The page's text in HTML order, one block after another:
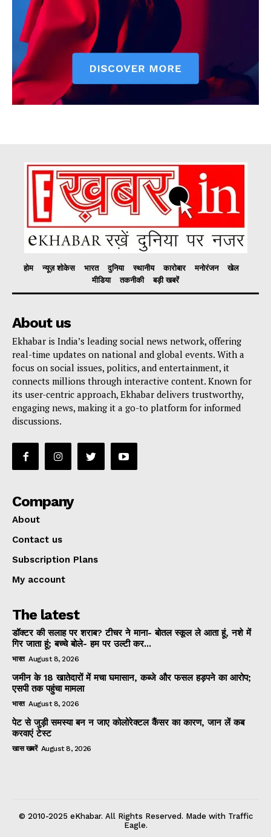
होम न्यूज़ शोकेस भारत दुनिया स्थानीय कारोबार मनोरंजन
खेल
मीडिया
तकनीकी बड़ी खबरें
About us
Ekhabar is India’s leading social news network, offering
real-time updates on national and global events. With a
focus on social issues, politics, and entertainment, it
connects millions through interactive content. Known for
its user-centric approach, Ekhabar delivers trustworthy,
engaging news, making it a go-to platform for informed
discussions.
Company
About
Contact us
Subscription Plans
My account
The latest
डॉक्टर की सलाह पर शराब? टीचर ने माना- बोतल स्कूल ले आता हूं, नशे में
गिर जाता हूं; बच्चे बोले- हम पर उल्टी कर...
भारत August 8, 2026
जमीन के 18 खातेदारों में मचा घमासान, कब्जे और फसल हड़पने का आरोप;
एसपी तक पहुंचा मामला
भारत August 8, 2026
पेट से जुड़ी समस्या बन न जाए कोलोरेक्टल कैंसर का कारण, जान लें कब
करवाएं टेस्ट
खास खबरें August 8, 2026
© 2010-2025 eKhabar. All Rights Reserved. Made with Traffic
Eagle.